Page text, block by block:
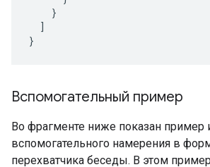
}
]
}
Вспомогательный пример
Во фрагменте ниже показан пример
вспомогательного намерения в
перехватчика беседы. В этом